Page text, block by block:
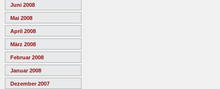
Juni 2008
Mai 2008
April 2008
März 2008
Februar 2008
Januar 2008
Dezember 2007